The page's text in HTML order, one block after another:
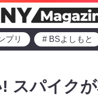
プリ # BSよしもと
スパイク